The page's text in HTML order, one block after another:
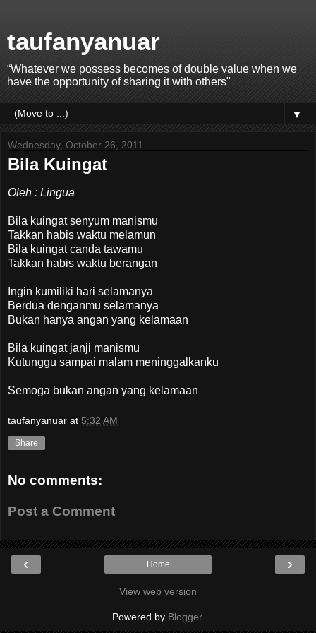
taufanyanuar
“Whatever we possess becomes of double value when we
have the opportunity of sharing it with others"
▼
Wednesday, October 26, 2011
Bila Kuingat
Oleh : Lingua
Bila kuingat senyum manismu
Takkan habis waktu melamun
Bila kuingat canda tawamu
Takkan habis waktu berangan
Ingin kumiliki hari selamanya
Berdua denganmu selamanya
Bukan hanya angan yang kelamaan
Bila kuingat janji manismu
Kutunggu sampai malam meninggalkanku
Semoga bukan angan yang kelamaan
taufanyanuar at 5:32 AM
Share
No comments:
Post a Comment
‹ ›
Home
View web version
Powered by Blogger.